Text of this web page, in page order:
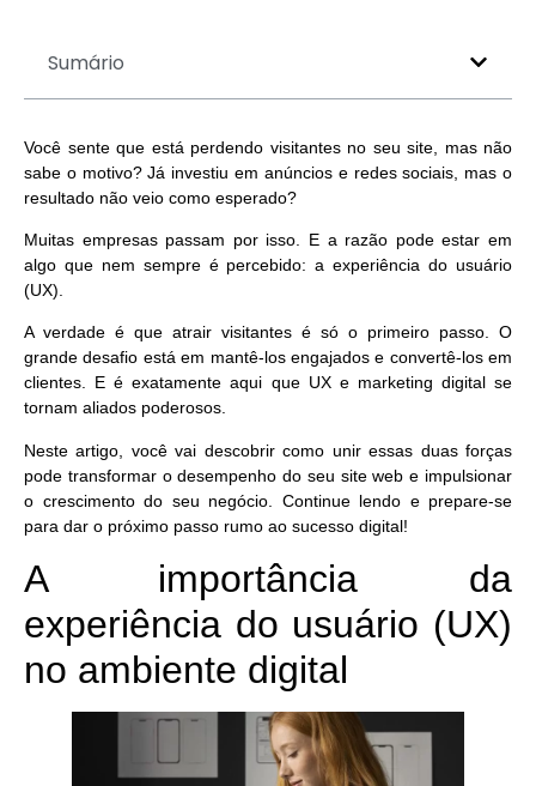
Sumário
Você sente que está perdendo visitantes no seu site, mas não
sabe o motivo? Já investiu em anúncios e redes sociais, mas o
resultado não veio como esperado?
Muitas empresas passam por isso. E a razão pode estar em
algo que nem sempre é percebido: a experiência do usuário
(UX).
A verdade é que atrair visitantes é só o primeiro passo. O
grande desafio está em mantê-los engajados e convertê-los em
clientes. E é exatamente aqui que UX e marketing digital se
tornam aliados poderosos.
Neste artigo, você vai descobrir como unir essas duas forças
pode transformar o desempenho do seu site web e impulsionar
o crescimento do seu negócio . Continue lendo e prepare-se
para dar o próximo passo rumo ao sucesso digital!
A importância da
experiência do usuário (UX)
no ambiente digital